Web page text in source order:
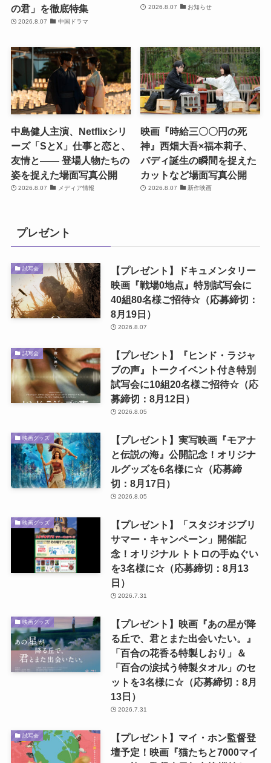
の君」を徹底特集
2026.8.07 中国ドラマ
2026.8.07 お知らせ
中島健人主演、Netflixシリ
ーズ「SとX」仕事と恋と、
友情と―― 登場人物たちの
姿を捉えた場面写真公開
2026.8.07 メディア情報
映画『時給三〇〇円の死
神』西畑大吾×福本莉子、
バディ誕生の瞬間を捉えた
カットなど場面写真公開
2026.8.07 新作映画
プレゼント
試写会
【プレゼント】ドキュメンタリー
映画『戦場0地点』特別試写会に
40組80名様ご招待☆（応募締切：
8月19日）
2026.8.07
試写会
【プレゼント】『ヒンド・ラジャ
ブの声』トークイベント付き特別
試写会に10組20名様ご招待☆（応
募締切：8月12日）
2026.8.05
映画グッズ
【プレゼント】実写映画『モアナ
と伝説の海』公開記念！オリジナ
ルグッズを6名様に☆（応募締
切：8月17日）
2026.8.05
映画グッズ
【プレゼント】「スタジオジブリ
サマー・キャンペーン」開催記
念！オリジナル トトロの手ぬぐい
を3名様に☆（応募締切：8月13
日）
2026.7.31
映画グッズ
【プレゼント】映画『あの星が降
る丘で、君とまた出会いたい。』
「百合の花香る特製しおり」＆
「百合の涙拭う特製タオル」のセ
ットを3名様に☆（応募締切：8月
13日）
2026.7.31
試写会
【プレゼント】マイ・ホン監督登
壇予定！映画『猫たちと7000マイ